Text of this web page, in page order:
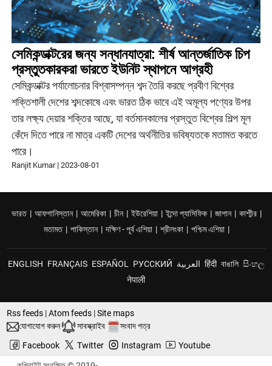
সেমিকন্ডাক্টরের জন্য সন্ধানযাত্রা: শীর্ষ আন্তর্জাতিক চিপ
প্রস্তুতকারকরা ভারতে ইউনিট স্থাপনে আগ্রহী
সেমিকন্ডাক্টর পর্যালোচনার বিশ্বাসম্পন্ন শব্দ তৈরি করছে প্রবীণ বিশ্বের
শক্তিশালী দেশের শব্দকোষে এবং ভারত ঠিক ভাবে এই অমূল্য পণ্যের উপর
তার লক্ষ্য দেয়ার শক্তির আছে, যা বর্তমানকালের প্রস্তুত বিশ্বের শিল্প মূল
কেঁদে দিতে পারে না মাত্র একটি দেশের অর্থনীতির ভবিষ্যতকে মতামত করতে
পারে।
Ranjit Kumar|2023-08-01
ভারত | আফগানিস্তান | আমেরিকা | চীন | ইউরেশিয়া | ইন্দো প্যাসিফিক | জাপান | কাশ্মীর |
মতামত | পাকিস্তান | দক্ষিণ - পূর্ব এশিয়া | শ্রীলংকা | পশ্চিম এশিয়া |
ENGLISH FRANÇAIS ESPAÑOL РУССКИЙ العربية हिंदी বাঙালি සිංහල
नेपाली
Rss feeds|Atom feeds|Site maps
যোগাযোগ করুন
সাবস্ক্রাইব
সংবাদ পত্র
Facebook
Twitter Instagram Youtube